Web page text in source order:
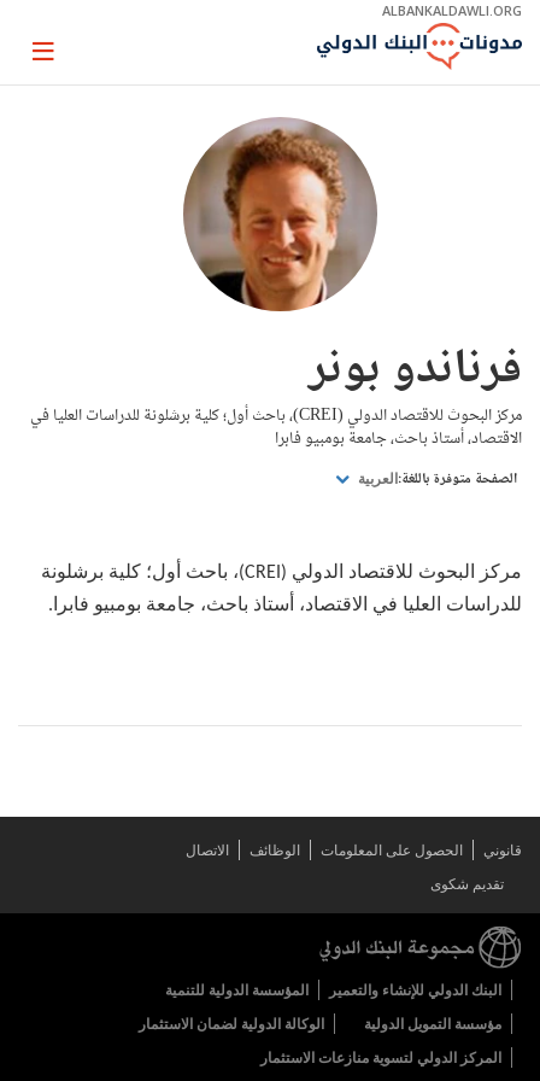
Skip
Main
ALBANKALDAWLI.ORG
Page
فرناندو بونر
مركز البحوث للاقتصاد الدولي (CREI)، باحث أول؛ كلية برشلونة للدراسات العليا في
الاقتصاد، أستاذ باحث، جامعة بومبيو فابرا
الصفحة متوفرة باللغة: العربية
مركز البحوث للاقتصاد الدولي (CREI)، باحث أول؛ كلية برشلونة
للدراسات العليا في الاقتصاد، أستاذ باحث، جامعة بومبيو فابرا.
قانوني الحصول على المعلومات الوظائف
الاتصال
تقديم شكوى
البنك الدولي للإنشاء والتعمير
المؤسسة الدولية للتنمية
مؤسسة التمويل الدولية
الوكالة الدولية لضمان الاستثمار
المركز الدولي لتسوية منازعات الاستثمار